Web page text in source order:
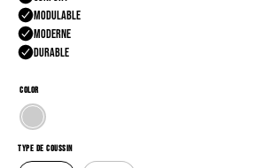
COLOR
TYPE DE COUSSIN